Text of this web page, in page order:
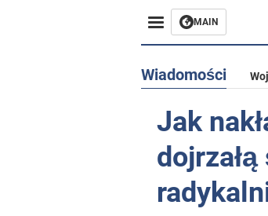
MAIN
Wiadomości
Jak